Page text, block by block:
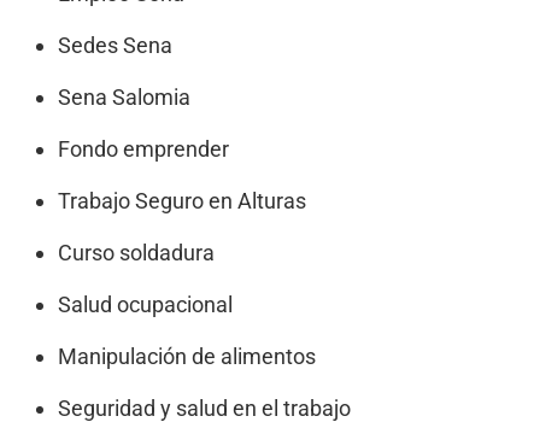
Sedes Sena
Sena Salomia
Fondo emprender
Trabajo Seguro en Alturas
Curso soldadura
Salud ocupacional
Manipulación de alimentos
Seguridad y salud en el trabajo